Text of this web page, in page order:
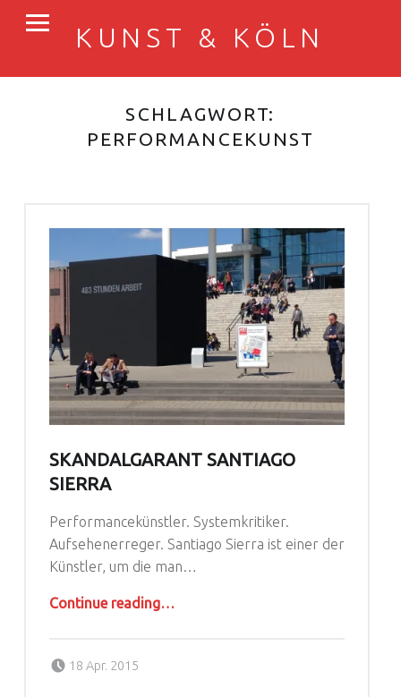
KUNST & KÖLN
SCHLAGWORT:
PERFORMANCEKUNST
SKANDALGARANT SANTIAGO
SIERRA
Performancekünstler. Systemkritiker.
Aufsehenerreger. Santiago Sierra ist einer der
Künstler, um die man…
Continue reading…
18 Apr. 2015